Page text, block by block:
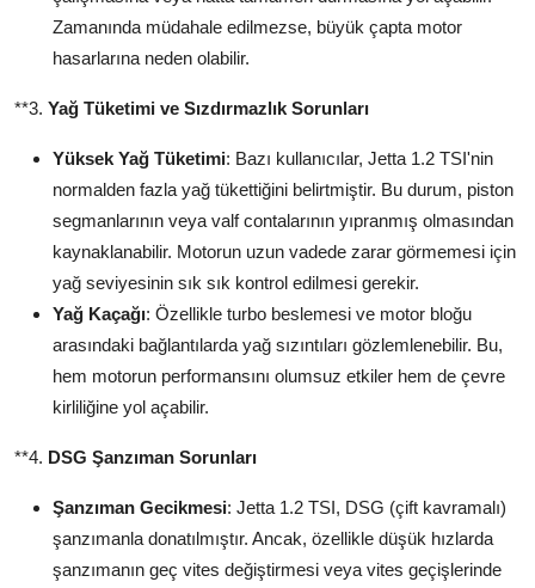
Zamanında müdahale edilmezse, büyük çapta motor
hasarlarına neden olabilir.
**3. Yağ Tüketimi ve Sızdırmazlık Sorunları
Yüksek Yağ Tüketimi: Bazı kullanıcılar, Jetta 1.2 TSI'nin
normalden fazla yağ tükettiğini belirtmiştir. Bu durum, piston
segmanlarının veya valf contalarının yıpranmış olmasından
kaynaklanabilir. Motorun uzun vadede zarar görmemesi için
yağ seviyesinin sık sık kontrol edilmesi gerekir.
Yağ Kaçağı: Özellikle turbo beslemesi ve motor bloğu
arasındaki bağlantılarda yağ sızıntıları gözlemlenebilir. Bu,
hem motorun performansını olumsuz etkiler hem de çevre
kirliliğine yol açabilir.
**4. DSG Şanzıman Sorunları
Şanzıman Gecikmesi: Jetta 1.2 TSI, DSG (çift kavramalı)
şanzımanla donatılmıştır. Ancak, özellikle düşük hızlarda
şanzımanın geç vites değiştirmesi veya vites geçişlerinde